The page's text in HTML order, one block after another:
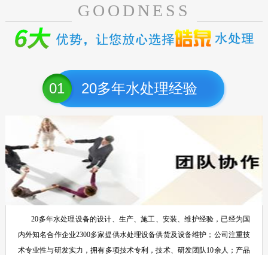
GOODNESS
01 20多年水处理经验
20多年水处理设备的设计、生产、施工、安装、维护经验，已经为国
内外知名合作企业2300多家提供水处理设备供货及设备维护；公司注重技
术专业性与研发实力，拥有多项技术专利，技术、研发团队10余人；产品